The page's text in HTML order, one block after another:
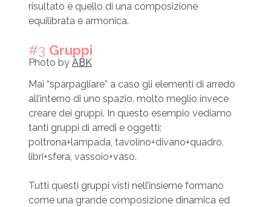
risultato è quello di una composizione
equilibrata e armonica.
#3 Gruppi
Photo by ABK
Mai “sparpagliare” a caso gli elementi di arredo
all’interno di uno spazio, molto meglio invece
creare dei gruppi. In questo esempio vediamo
tanti gruppi di arredi e oggetti:
poltrona+lampada, tavolino+divano+quadro,
libri+sfera, vassoio+vaso.
Tutti questi gruppi visti nell’insieme formano
come una grande composizione dinamica ed